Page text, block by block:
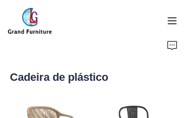
Cadeira de plástico
PRODUTOS
SOBRE NÓS